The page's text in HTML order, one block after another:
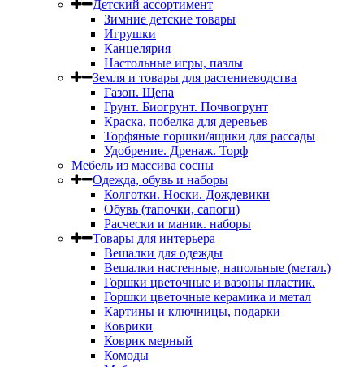
Детский ассортимент
Зимние детские товары
Игрушки
Канцелярия
Настольные игры, пазлы
Земля и товары для растениеводства
Газон. Щепа
Грунт. Биогрунт. Почвогрунт
Краска, побелка для деревьев
Торфяные горшки/ящики для рассады
Удобрение. Дренаж. Торф
Мебель из массива сосны
Одежда, обувь и наборы
Колготки. Носки. Дождевики
Обувь (тапочки, сапоги)
Расчески и маник. наборы
Товары для интерьера
Вешалки для одежды
Вешалки настенные, напольные (метал.)
Горшки цветочные и вазоны пластик.
Горшки цветочные керамика и метал
Картины и ключницы, подарки
Коврики
Коврик мерный
Комоды